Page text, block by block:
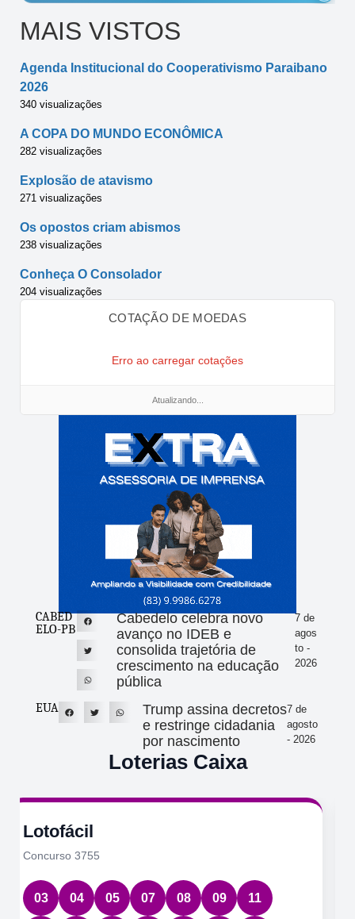
MAIS VISTOS
Agenda Institucional do Cooperativismo Paraibano
2026
340 visualizações
A COPA DO MUNDO ECONÔMICA
282 visualizações
Explosão de atavismo
271 visualizações
Os opostos criam abismos
238 visualizações
Conheça O Consolador
204 visualizações
COTAÇÃO DE MOEDAS
Erro ao carregar cotações
Atualizando...
CABED
ELO-PB
Cabedelo celebra novo
avanço no IDEB e
consolida trajetória de
crescimento na educação
pública
7 de
agos
to -
2026
EUA
Trump assina decretos
e restringe cidadania
por nascimento
7 de
agosto
- 2026
Loterias Caixa
Quina
Concurso 7085
08 14 49 58 78